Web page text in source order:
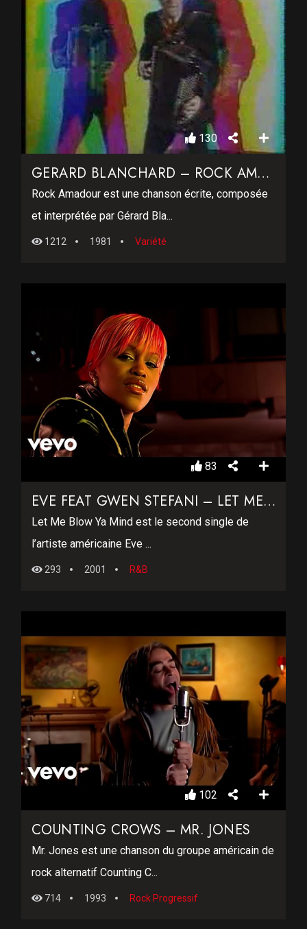
130
GERARD BLANCHARD – ROCK AMADOUR
Rock Amadour est une chanson écrite, composée
et interprétée par Gérard Bla...
1212 1981 Variété
83
EVE FEAT GWEN STEFANI – LET ME BLOW YA MIND
Let Me Blow Ya Mind est le second single de
l’artiste américaine Eve ...
293 2001 R&B
102
COUNTING CROWS – MR. JONES
Mr. Jones est une chanson du groupe américain de
rock alternatif Counting C...
714 1993 Rock Progressif